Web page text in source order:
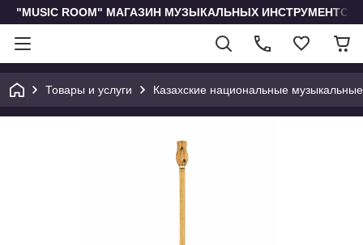
"MUSIC ROOM" МАГАЗИН МУЗЫКАЛЬНЫХ
Товары и услуги Казахские национальные